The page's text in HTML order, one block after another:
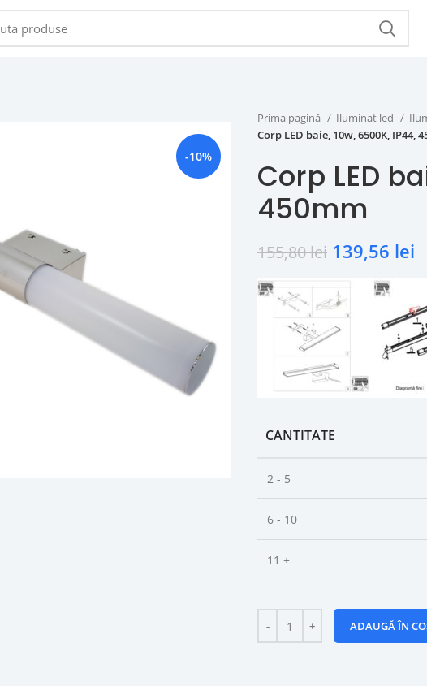
-10%
Prima pagină Iluminat led
Corp LED baie, 10w, 6500K, IP44,
Corp LED
450mm
155,80lei 139,56 lei
CANTITATE
2 - 5
6 - 10
11 +
ADAUGĂ ÎN